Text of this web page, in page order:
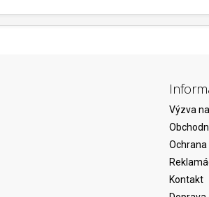
Výzva
Kontakt